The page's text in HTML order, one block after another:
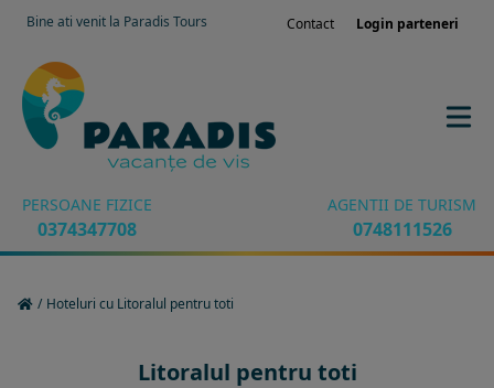
Bine ati venit la Paradis Tours Contact Login parteneri
PERSOANE FIZICE
0374347708
AGENTII DE TURISM
0748111526
/ Hoteluri cu Litoralul pentru toti
Litoralul pentru toti